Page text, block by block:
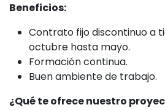
Beneficios:
Contrato fijo discontinuo a
octubre hasta mayo.
Formación continua.
Buen ambiente de trabajo.
¿Qué te ofrece nuestro